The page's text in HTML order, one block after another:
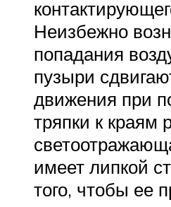
Неизбежно
попадания
пузыри
движения при
тряпки к
имеет липкой
того, чтобы ее